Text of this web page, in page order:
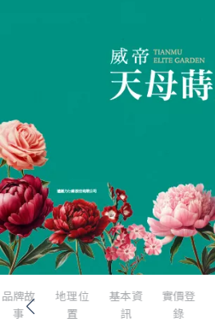
品牌故
事
地理位
置
基本資
訊
實價登
錄